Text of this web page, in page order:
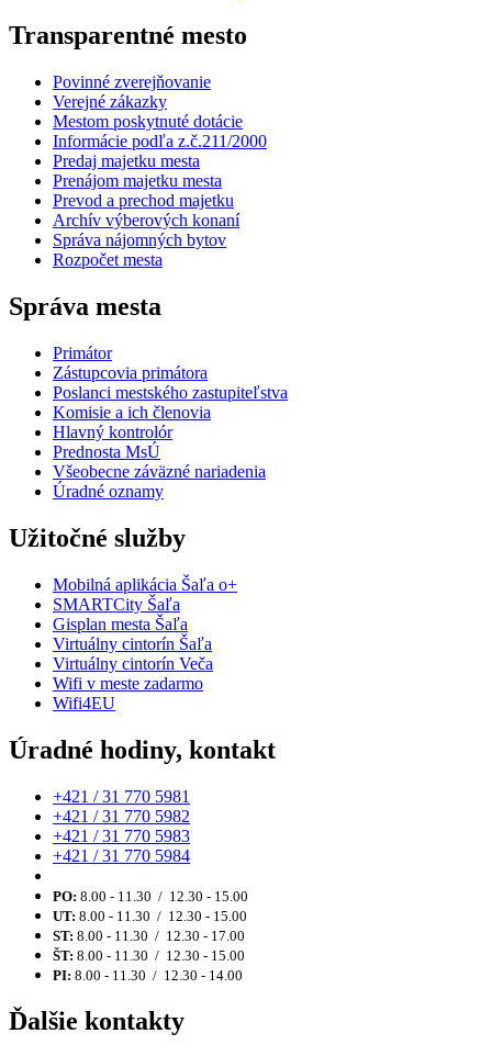
Transparentné mesto
Povinné zverejňovanie
Verejné zákazky
Mestom poskytnuté dotácie
Informácie podľa z.č.211/2000
Predaj majetku mesta
Prenájom majetku mesta
Prevod a prechod majetku
Archív výberových konaní
Správa nájomných bytov
Rozpočet mesta
Správa mesta
Primátor
Zástupcovia primátora
Poslanci mestského zastupiteľstva
Komisie a ich členovia
Hlavný kontrolór
Prednosta MsÚ
Všeobecne záväzné nariadenia
Úradné oznamy
Užitočné služby
Mobilná aplikácia Šaľa o+
SMARTCity Šaľa
Gisplan mesta Šaľa
Virtuálny cintorín Šaľa
Virtuálny cintorín Veča
Wifi v meste zadarmo
Wifi4EU
Úradné hodiny, kontakt
+421 / 31 770 5981
+421 / 31 770 5982
+421 / 31 770 5983
+421 / 31 770 5984
PO: 8.00 - 11.30 / 12.30 - 15.00
UT: 8.00 - 11.30 / 12.30 - 15.00
ST: 8.00 - 11.30 / 12.30 - 17.00
ŠT: 8.00 - 11.30 / 12.30 - 15.00
PI: 8.00 - 11.30 / 12.30 - 14.00
Ďalšie kontakty